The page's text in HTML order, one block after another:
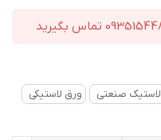
لاستیک صنعتی ورق لاستیکی